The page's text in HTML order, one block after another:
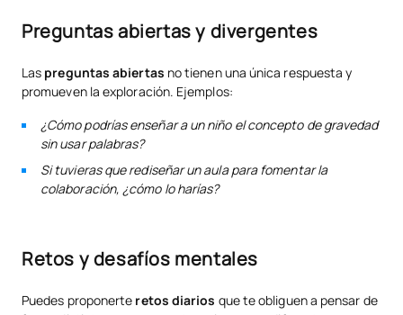
Preguntas abiertas y divergentes
Las preguntas abiertas no tienen una única respuesta y
promueven la exploración. Ejemplos:
¿Cómo podrías enseñar a un niño el concepto de gravedad
sin usar palabras?
Si tuvieras que rediseñar un aula para fomentar la
colaboración, ¿cómo lo harías?
Retos y desafíos mentales
Puedes proponerte retos diarios que te obliguen a pensar de